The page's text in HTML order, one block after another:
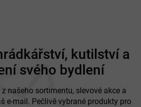
kutilství a
svého bydlení
našeho sortimentu, slevové akce a
e-mail. Pečlivě vybrané produkty pro